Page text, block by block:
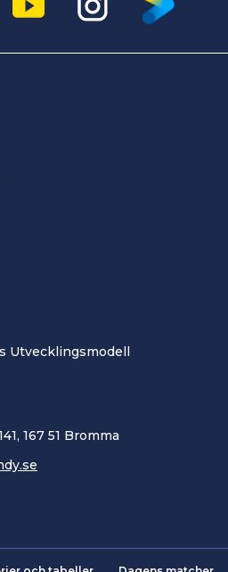
Utvecklingsmodell
167 51 Bromma